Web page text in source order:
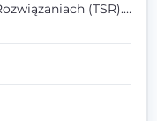
(TSR).
dorosłym z
i bez oceniania.
sobą, bo wiem, że
coś wyjątkowego.